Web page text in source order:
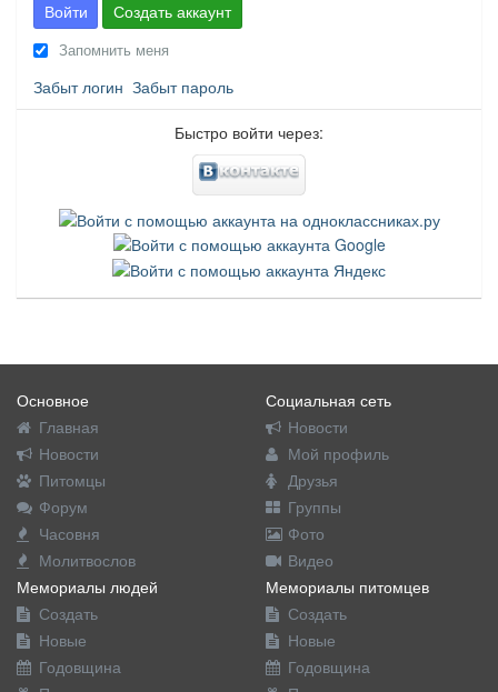
Войти Создать аккаунт
Запомнить меня
Забыт логин Забыт пароль
Быстро войти через:
Основное
Главная
Новости
Питомцы
Форум
Часовня
Молитвослов
Социальная сеть
Новости
Мой профиль
Друзья
Группы
Фото
Видео
Мемориалы людей
Создать
Новые
Годовщина
Мемориалы питомцев
Создать
Новые
Годовщина